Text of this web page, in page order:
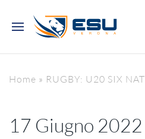
Home » RUGBY: U20 SIX
17 Giugno 2022